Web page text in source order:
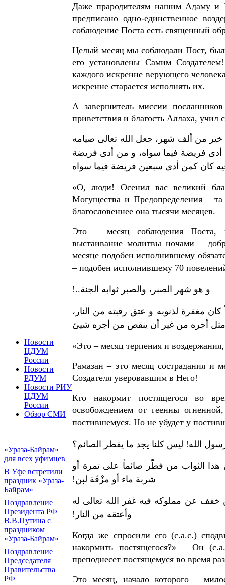
Новости
ЦДУМ
России
Новости
РДУМ
Новости РИУ
ЦДУМ
России
Обзор СМИ
«Ураза-Байрам»
для всех уфимцев
В Уфе встретили
праздник «Ураза-
Байрам»
Поздравление
Президента РФ
В.В.Путина с
праздником
«Ураза-Байрам»
Поздравление
Председателя
Правительства
РФ
Даже прародителям нашим Адаму и
предписано одно-единственное
соблюдение Поста есть священный
Целый месяц мы соблюдали Пост,
его установлены Самим
каждого искренне верующего
искренне старается исполнять их.
А завершитель миссии
приветствия и благость Аллаха, учил
خير من ألف شهر، جعل الله تعالى صيامه
فريضة فيما سواه، و من أدى فريضة
كان كمن أدى سبعين فريضة فيما سواه
«О, люди! Осенил вас великий
Могущества и Предопределения –
благословеннее она тысячи месяцев.
Это – месяц соблюдения Поста,
выстаивание молитвы ночами –
месяце подобен исполнившему
– подобен исполнившему 70
و هو شهر الصبر، والصبر ثوابه الجنة..!
مغفرة لذنوبه و عتق رقبته من النار،
مثل أجره من غير أن ينقص من أجره شيئ
«Это – месяц терпения и
Рамазан – это месяц сострадания и
Создателя уверовавшим в Него!
Кто накормит постящегося во
освобождением от геенны
постившемуся. Но не убудет у
رسول الله! ليس كلنا يجد ما يفطر الصائم؟
الثواب من فطّر صائماً على تمرة أو
شربة ماء أو مزْقَة لبن!
عن مملوكه فيه غفر الله تعالى له
وأعتقه من النار!
Когда же спросили его (с.а.с.)
накормить постящегося?» – Он
преподнесет постящемуся во время
Это месяц, начало которого –